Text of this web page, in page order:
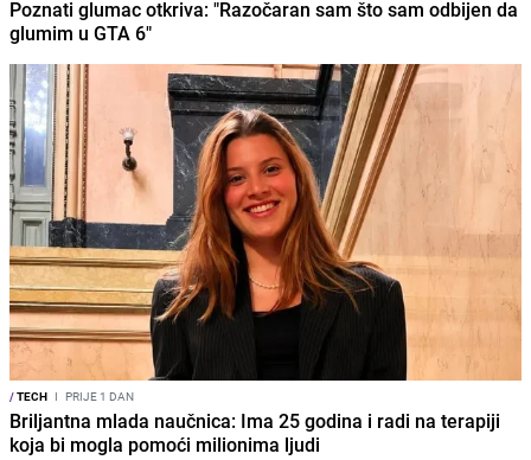
Poznati glumac otkriva: "Razočaran sam što sam odbijen da
glumim u GTA 6"
/TECH I PRIJE 1 DAN
Briljantna mlada naučnica: Ima 25 godina i radi na terapiji
koja bi mogla pomoći milionima ljudi